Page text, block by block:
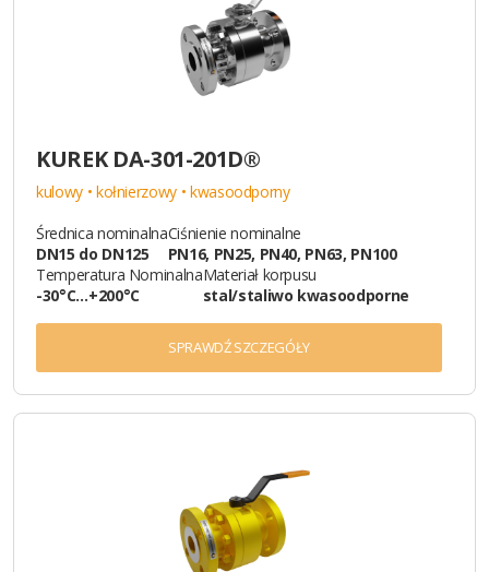
KUREK DA-301-201D®
kulowy • kołnierzowy • kwasoodporny
Średnica nominalna
DN15 do DN125
Ciśnienie nominalne
PN16, PN25, PN40, PN63, PN100
Temperatura Nominalna
-30°C…+200°C
Materiał korpusu
stal/staliwo kwasoodporne
SPRAWDŹ SZCZEGÓŁY